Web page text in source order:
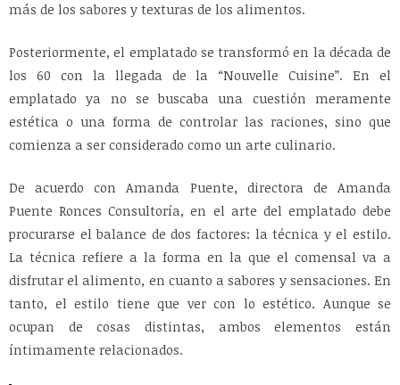
más de los sabores y texturas de los alimentos.
Posteriormente, el emplatado se transformó en la década de
los 60 con la llegada de la “Nouvelle Cuisine”. En el
emplatado ya no se buscaba una cuestión meramente
estética o una forma de controlar las raciones, sino que
comienza a ser considerado como un arte culinario.
De acuerdo con Amanda Puente, directora de Amanda
Puente Ronces Consultoría, en el arte del emplatado debe
procurarse el balance de dos factores: la técnica y el estilo.
La técnica refiere a la forma en la que el comensal va a
disfrutar el alimento, en cuanto a sabores y sensaciones. En
tanto, el estilo tiene que ver con lo estético. Aunque se
ocupan de cosas distintas, ambos elementos están
íntimamente relacionados.